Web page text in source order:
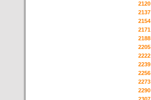
2120
2137
2154
2171
2188
2205
2222
2239
2256
2273
2290